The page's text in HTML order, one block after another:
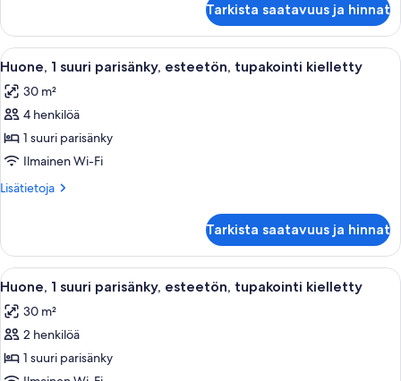
kielletty
kuvat
keskisuurta
parisänkyä,
esteetön,
kielletty
Tarkista saatavuus ja hinnat
Avaa
kaikki
huonetyypin
Huone,
1
suuri
parisänky,
esteetön,
kielletty
kuvat
Keittiössä on mikroaaltouuni,
1
Huone, 1 suuri parisänky, esteetön, tupakointi kielletty
30 m²
4 henkilöä
1 suuri parisänky
Ilmainen Wi-Fi
Lisätietoja
Lisätietoja
suuri
parisänky,
esteetön,
kielletty
Tarkista saatavuus ja hinnat
Avaa
kaikki
huonetyypin
Huone,
1
Keittiössä on mikroaaltouuni,
2
Huone, 1 suuri parisänky, esteetön, tupakointi kielletty
30 m²
2 henkilöä
1 suuri parisänky